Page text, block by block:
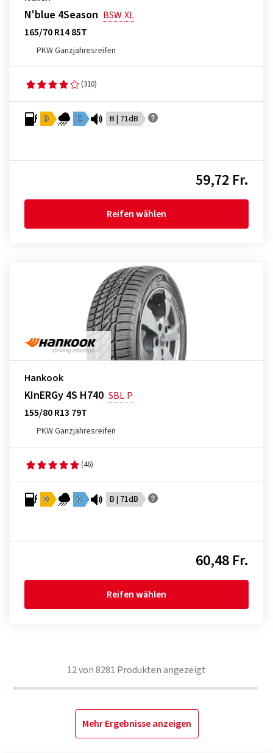
N'blue 4Season BSWXL
165/70 R14 85T
PKW Ganzjahresreifen
(310)
D C B | 71dB
59,72 Fr.
Reifen wählen
Hankook
KInERGy 4S H740 SBL P
155/80 R13 79T
PKW Ganzjahresreifen
(46)
D C B | 71dB
60,48 Fr.
Reifen wählen
12von8281 Produkten angezeigt
Mehr Ergebnisse anzeigen